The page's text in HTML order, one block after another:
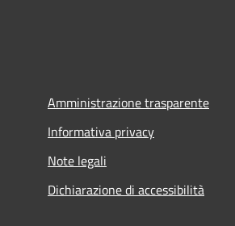
Amministrazione trasparente
Informativa privacy
Note legali
Dichiarazione di accessibilità